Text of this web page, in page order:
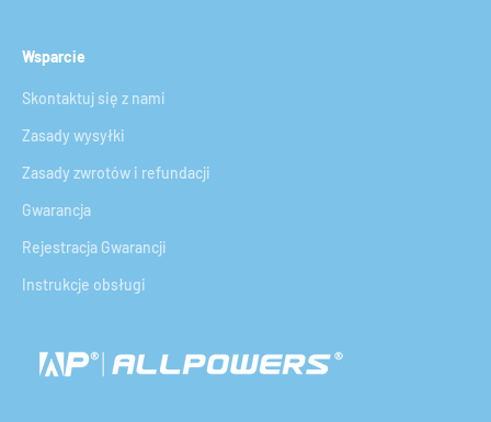
Wsparcie
Skontaktuj się z nami
Zasady wysyłki
Zasady zwrotów i refundacji
Gwarancja
Rejestracja Gwarancji
Instrukcje obsługi